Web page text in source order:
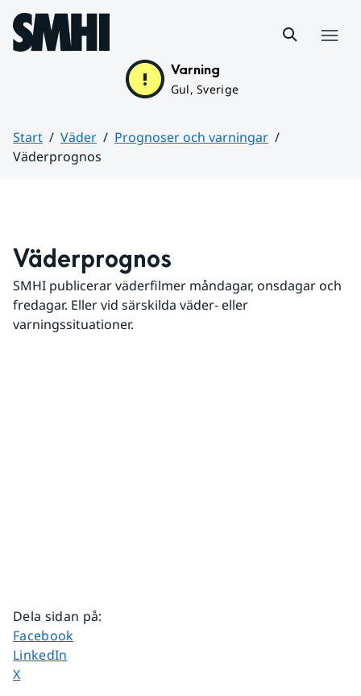
Hoppa till sidans innehåll
Varning
Gul, Sverige
Start Väder
Prognoser och varningar
Väderprognos
Väderprognos
SMHI publicerar väderfilmer måndagar, onsdagar och
fredagar. Eller vid särskilda väder- eller
varningssituationer.
Dela sidan på:
Dela sidan på
Facebook
Dela sidan på
LinkedIn
Dela sidan på
X